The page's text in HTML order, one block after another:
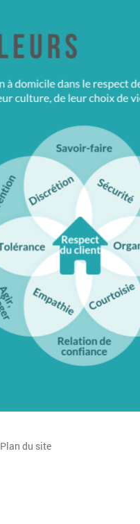
Plan du site